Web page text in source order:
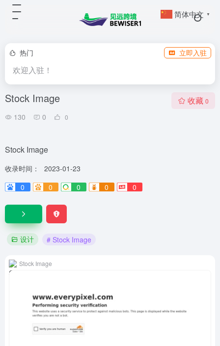
热门 立即入驻
欢迎入驻！
Stock Image
130 0 0
收藏 0
Stock Image
收录时间：
2023-01-23
0
0 0 0 0
设计 # Stock Image
Stock Image
简体中文 ▼